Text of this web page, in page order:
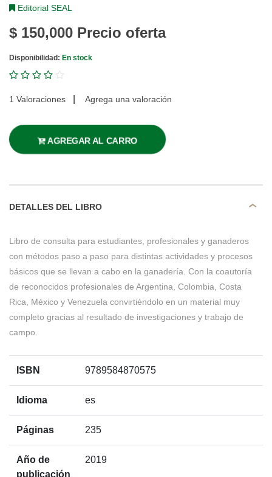
Editorial SEAL
$ 150,000 Precio oferta
Disponibilidad: En stock
1 Valoraciones Agrega una valoración
AGREGAR AL CARRO
DETALLES DEL LIBRO
Libro de consulta para estudiantes, profesionales y ganaderos
con métodos paso a paso para distintas actividades y procesos
básicos que se llevan a cabo en la ganadería. Con la coautoría
de reconocidos profesionales de Argentina, Colombia, Costa
Rica, México y Venezuela convirtiéndolo en un material muy
completo gracias al resultado de investigaciones y trabajo de
campo.
ISBN 9789584870575
Idioma es
Páginas 235
Año de
publicación
2019